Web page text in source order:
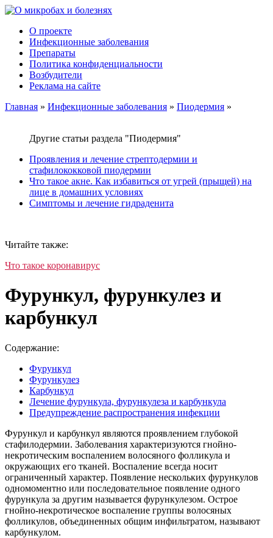
О проекте
Инфекционные заболевания
Препараты
Политика конфиденциальности
Возбудители
Реклама на сайте
Главная » Инфекционные заболевания » Пиодермия »
Другие статьи раздела "Пиодермия"
Проявления и лечение стрептодермии и
стафилококковой пиодермии
Что такое акне. Как избавиться от угрей (прыщей) на
лице в домашних условиях
Симптомы и лечение гидраденита
Читайте также:
Что такое коронавирус
Фурункул, фурункулез и
карбункул
Содержание:
Фурункул
Фурункулез
Карбункул
Лечение фурункула, фурункулеза и карбункула
Предупреждение распространения инфекции
Фурункул и карбункул являются проявлением глубокой
стафилодермии. Заболевания характеризуются гнойно-
некротическим воспалением волосяного фолликула и
окружающих его тканей. Воспаление всегда носит
ограниченный характер. Появление нескольких фурункулов
одномоментно или последовательное появление одного
фурункула за другим называется фурункулезом. Острое
гнойно-некротическое воспаление группы волосяных
фолликулов, объединенных общим инфильтратом, называют
карбункулом.